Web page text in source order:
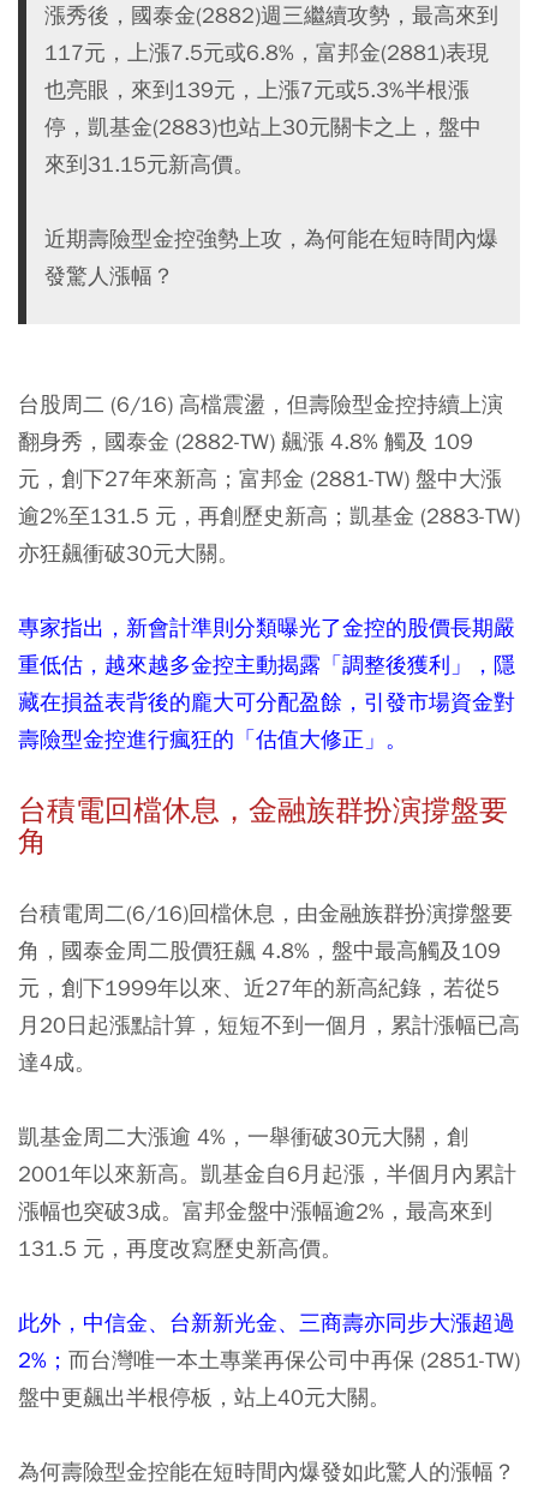
漲秀後，國泰金(2882)週三繼續攻勢，最高來到
117元，上漲7.5元或6.8%，富邦金(2881)表現
也亮眼，來到139元，上漲7元或5.3%半根漲
停，凱基金(2883)也站上30元關卡之上，盤中
來到31.15元新高價。
近期壽險型金控強勢上攻，為何能在短時間內爆
發驚人漲幅？
台股周二 (6/16) 高檔震盪，但壽險型金控持續上演
翻身秀，國泰金 (2882-TW) 飆漲 4.8% 觸及 109
元，創下27年來新高；富邦金 (2881-TW) 盤中大漲
逾2%至131.5 元，再創歷史新高；凱基金 (2883-TW)
亦狂飆衝破30元大關。
專家指出，新會計準則分類曝光了金控的股價長期嚴
重低估，越來越多金控主動揭露「調整後獲利」，隱
藏在損益表背後的龐大可分配盈餘，引發市場資金對
壽險型金控進行瘋狂的「估值大修正」。
台積電回檔休息，金融族群扮演撐盤要
角
台積電周二(6/16)回檔休息，由金融族群扮演撐盤要
角，國泰金周二股價狂飆 4.8%，盤中最高觸及109
元，創下1999年以來、近27年的新高紀錄，若從5
月20日起漲點計算，短短不到一個月，累計漲幅已高
達4成。
凱基金周二大漲逾 4%，一舉衝破30元大關，創
2001年以來新高。凱基金自6月起漲，半個月內累計
漲幅也突破3成。富邦金盤中漲幅逾2%，最高來到
131.5 元，再度改寫歷史新高價。
此外，中信金、台新新光金、三商壽亦同步大漲超過
2%； 而台灣唯一本土專業再保公司中再保 (2851-TW)
盤中更飆出半根停板，站上40元大關。
為何壽險型金控能在短時間內爆發如此驚人的漲幅？